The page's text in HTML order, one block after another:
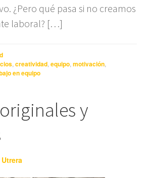
¿Pero qué pasa si no creamos
laboral? […]
,creatividad ,equipo ,motivación
en equipo
y